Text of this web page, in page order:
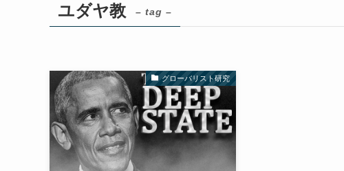
ユダヤ教 – tag –
グローバリスト研究